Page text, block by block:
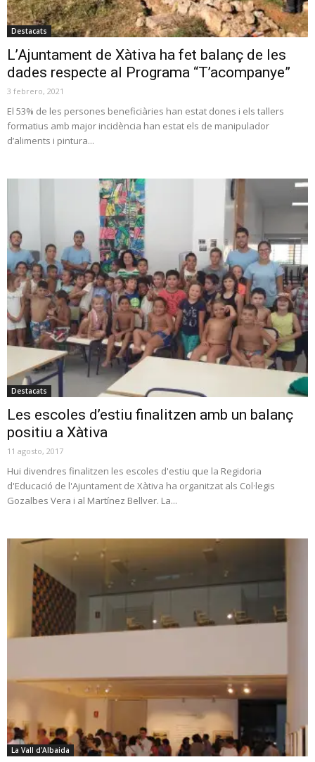
Destacats
L’Ajuntament de Xàtiva ha fet balanç de les
dades respecte al Programa “T’acompanye”
3 febrero, 2021
El 53% de les persones beneficiàries han estat dones i els tallers
formatius amb major incidència han estat els de manipulador
d’aliments i pintura...
Destacats
Les escoles d’estiu finalitzen amb un balanç
positiu a Xàtiva
11 agosto, 2017
Hui divendres finalitzen les escoles d'estiu que la Regidoria
d'Educació de l'Ajuntament de Xàtiva ha organitzat als Col·legis
Gozalbes Vera i al Martínez Bellver. La...
La Vall d'Albaida